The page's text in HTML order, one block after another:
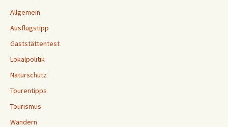
Allgemein
Ausflugstipp
Gaststättentest
Lokalpolitik
Naturschutz
Tourentipps
Tourismus
Wandern